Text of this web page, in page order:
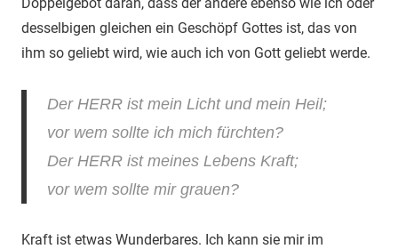
desselbigen gleichen ein Geschöpf Gottes ist, das von
ihm so geliebt wird, wie auch ich von Gott geliebt werde.
Der HERR ist mein Licht und mein Heil;
vor wem sollte ich mich fürchten?
Der HERR ist meines Lebens Kraft;
vor wem sollte mir grauen?
Kraft ist etwas Wunderbares. Ich kann sie mir im